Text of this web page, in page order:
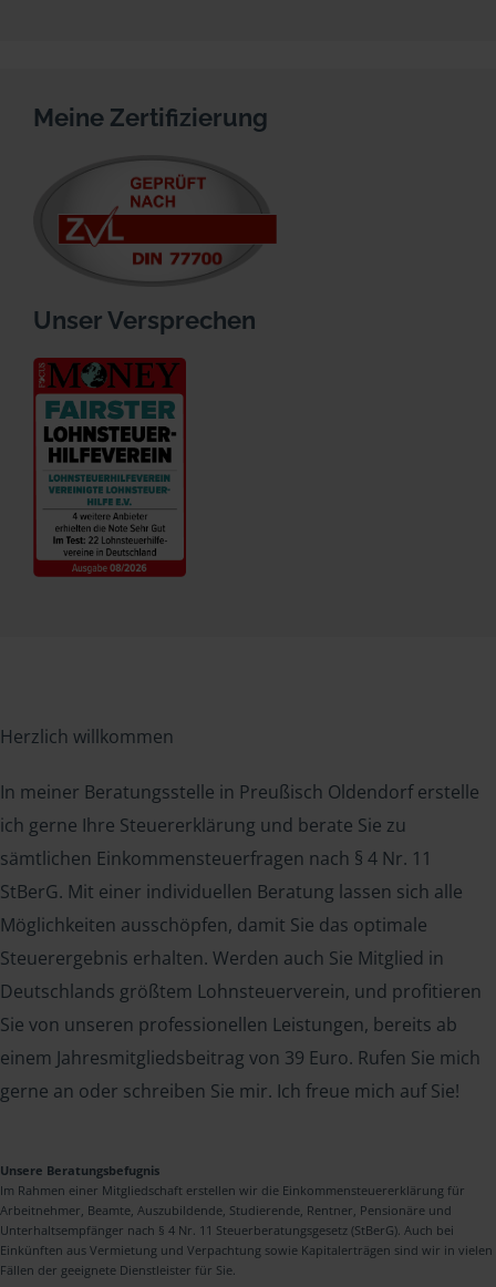
Meine Zertifizierung
Unser Versprechen
Herzlich willkommen
In meiner Beratungsstelle in Preußisch Oldendorf erstelle
ich gerne Ihre Steuererklärung und berate Sie zu
sämtlichen Einkommensteuerfragen nach § 4 Nr. 11
StBerG. Mit einer individuellen Beratung lassen sich alle
Möglichkeiten ausschöpfen, damit Sie das optimale
Steuerergebnis erhalten. Werden auch Sie Mitglied in
Deutschlands größtem Lohnsteuerverein, und profitieren
Sie von unseren professionellen Leistungen, bereits ab
einem Jahresmitgliedsbeitrag von 39 Euro. Rufen Sie mich
gerne an oder schreiben Sie mir. Ich freue mich auf Sie!
Unsere Beratungsbefugnis
Im Rahmen einer Mitgliedschaft erstellen wir die Einkommensteuererklärung für
Arbeitnehmer, Beamte, Auszubildende, Studierende, Rentner, Pensionäre und
Unterhaltsempfänger nach § 4 Nr. 11 Steuerberatungsgesetz (StBerG). Auch bei
Einkünften aus Vermietung und Verpachtung sowie Kapitalerträgen sind wir in vielen
Fällen der geeignete Dienstleister für Sie.